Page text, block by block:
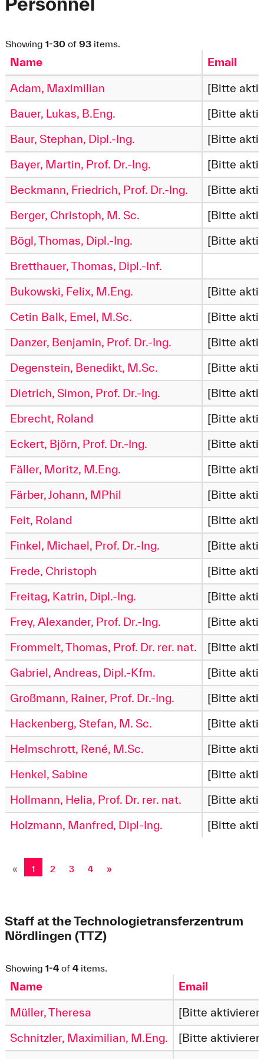
Showing 1-30of 93items.
Name
Email
Adam, Maximilian
[Bitte
Bauer, Lukas, B.Eng.
[Bitte
Baur, Stephan, Dipl.-Ing.
[Bitte
Bayer, Martin, Prof. Dr.-Ing.
[Bitte
Beckmann, Friedrich, Prof. Dr.-Ing.
[Bitte
Berger, Christoph, M. Sc.
[Bitte
Bögl, Thomas, Dipl.-Ing.
[Bitte
Bretthauer, Thomas, Dipl.-Inf.
Bukowski, Felix, M.Eng.
[Bitte
Cetin Balk, Emel, M.Sc.
[Bitte
Danzer, Benjamin, Prof. Dr.-Ing.
[Bitte
Degenstein, Benedikt, M.Sc.
[Bitte
Dietrich, Simon, Prof. Dr.-Ing.
[Bitte
Ebrecht, Roland
[Bitte
Eckert, Björn, Prof. Dr.-Ing.
[Bitte
Fäller, Moritz, M.Eng.
[Bitte
Färber, Johann, MPhil
[Bitte
Feit, Roland
[Bitte
Finkel, Michael, Prof. Dr.-Ing.
[Bitte
Frede, Christoph
[Bitte
Freitag, Katrin, Dipl.-Ing.
[Bitte
Frey, Alexander, Prof. Dr.-Ing.
[Bitte
Frommelt, Thomas, Prof. Dr. rer. nat.
[Bitte
Gabriel, Andreas, Dipl.-Kfm.
[Bitte
Großmann, Rainer, Prof. Dr.-Ing.
[Bitte
Hackenberg, Stefan, M. Sc.
[Bitte
Helmschrott, René, M.Sc.
[Bitte
Henkel, Sabine
[Bitte
Hollmann, Helia, Prof. Dr. rer. nat.
[Bitte
Holzmann, Manfred, Dipl-Ing.
[Bitte
« 1 2 3 4 »
Staff at the Technologietransferzentrum
Nördlingen (TTZ)
Showing 1-4of 4items.
Name
Email
Müller, Theresa
[Bitte
Schnitzler, Maximilian, M.Eng.
[Bitte